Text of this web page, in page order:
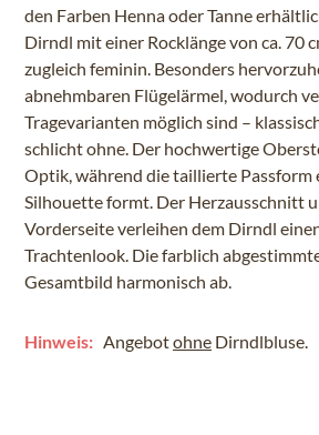
den Farben Henna oder Tanne
Dirndl mit einer Rocklänge von ca. 70
zugleich feminin. Besonders
abnehmbaren Flügelärmel, wodurch
Tragevarianten möglich sind –
schlicht ohne. Der hochwertige
Optik, während die taillierte Passform
Silhouette formt. Der Herzausschnitt
Vorderseite verleihen dem Dirndl
Trachtenlook. Die farblich
Gesamtbild harmonisch ab.
Hinweis: Angebotohne Dirndlbluse.